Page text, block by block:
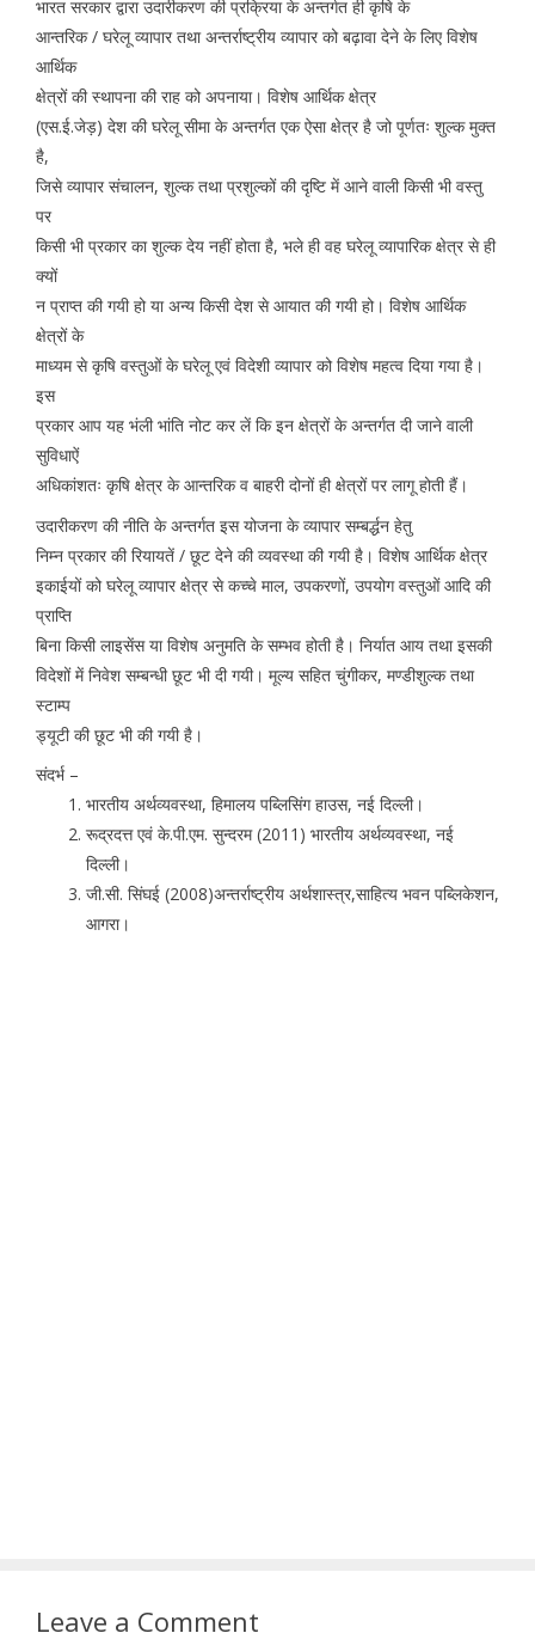
भारत सरकार द्वारा उदारीकरण की प्रक्रिया के अन्तर्गत ही कृषि के
आन्तरिक / घरेलू व्यापार तथा अन्तर्राष्ट्रीय व्यापार को बढ़ावा देने के लिए विशेष
आर्थिक
क्षेत्रों की स्थापना की राह को अपनाया। विशेष आर्थिक क्षेत्र
(एस.ई.जेड़) देश की घरेलू सीमा के अन्तर्गत एक ऐसा क्षेत्र है जो पूर्णतः शुल्क मुक्त
है,
जिसे व्यापार संचालन, शुल्क तथा प्रशुल्कों की दृष्टि में आने वाली किसी भी वस्तु
पर
किसी भी प्रकार का शुल्क देय नहीं होता है, भले ही वह घरेलू व्यापारिक क्षेत्र से ही
क्यों
न प्राप्त की गयी हो या अन्य किसी देश से आयात की गयी हो। विशेष आर्थिक
क्षेत्रों के
माध्यम से कृषि वस्तुओं के घरेलू एवं विदेशी व्यापार को विशेष महत्व दिया गया है।
इस
प्रकार आप यह भंली भांति नोट कर लें कि इन क्षेत्रों के अन्तर्गत दी जाने वाली
सुविधाऐं
अधिकांशतः कृषि क्षेत्र के आन्तरिक व बाहरी दोनों ही क्षेत्रों पर लागू होती हैं।
उदारीकरण की नीति के अन्तर्गत इस योजना के व्यापार सम्बर्द्धन हेतु
निम्न प्रकार की रियायतें / छूट देने की व्यवस्था की गयी है। विशेष आर्थिक क्षेत्र
इकाईयों को घरेलू व्यापार क्षेत्र से कच्चे माल, उपकरणों, उपयोग वस्तुओं आदि की
प्राप्ति
बिना किसी लाइसेंस या विशेष अनुमति के सम्भव होती है। निर्यात आय तथा इसकी
विदेशों में निवेश सम्बन्धी छूट भी दी गयी। मूल्य सहित चुंगीकर, मण्डीशुल्क तथा
स्टाम्प
ड्यूटी की छूट भी की गयी है।
संदर्भ –
भारतीय अर्थव्यवस्था, हिमालय पब्लिसिंग हाउस, नई दिल्ली।
रूद्रदत्त एवं के.पी.एम. सुन्दरम (2011) भारतीय अर्थव्यवस्था, नई
दिल्ली।
जी.सी. सिंघई (2008)अन्तर्राष्ट्रीय अर्थशास्त्र,साहित्य भवन पब्लिकेशन,
आगरा।
Leave a Comment